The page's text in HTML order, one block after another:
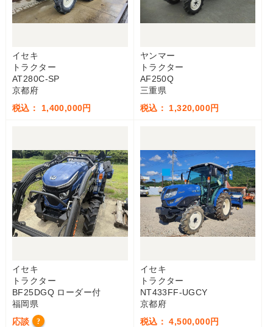
イセキ
トラクター
AT280C-SP
京都府
税込： 1,400,000円
ヤンマー
トラクター
AF250Q
三重県
税込： 1,320,000円
イセキ
トラクター
BF25DGQ ローダー付
福岡県
応談
?
イセキ
トラクター
NT433FF-UGCY
京都府
税込： 4,500,000円